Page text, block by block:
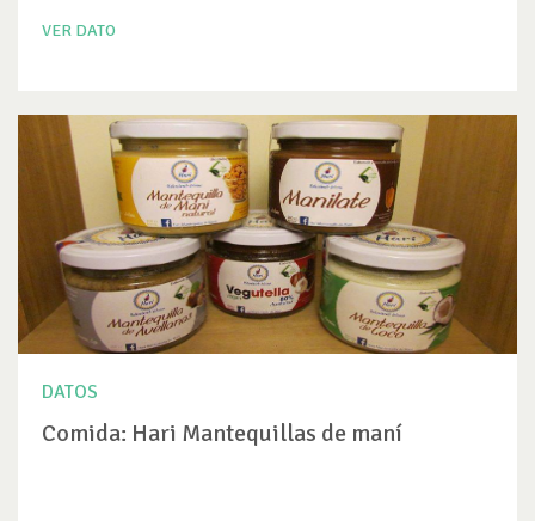
VER DATO
DATOS
Comida: Hari Mantequillas de maní